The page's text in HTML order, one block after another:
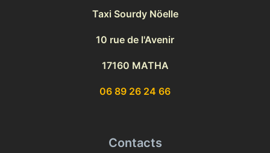
Taxi Sourdy Nöelle
10 rue de l'Avenir
17160 MATHA
06 89 26 24 66
Contacts